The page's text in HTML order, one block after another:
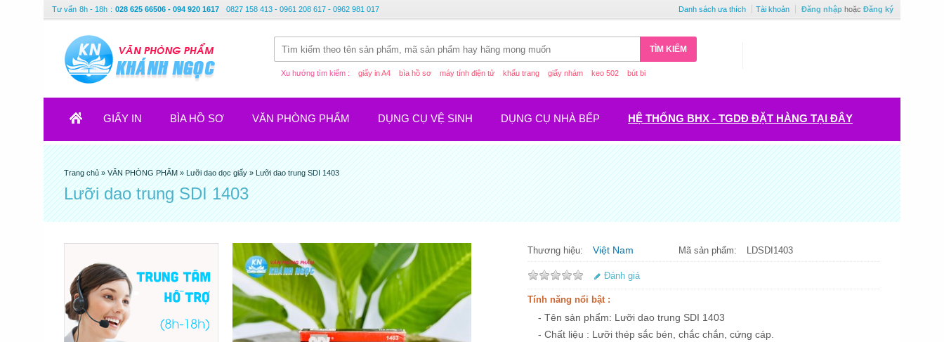
Tư vấn 8h - 18h : 028 625 66506 - 094 920 1617 0827 158 413 - 0961 208 617 - 0962 981 017 Danh sách ưa thích Tài khoản Đăng nhập hoặc Đăng ký
TÌM KIẾM
Xu hướng tìm kiếm : giấy in A4 bìa hồ sơ máy tính điện tử khẩu trang giấy nhám keo 502 bút bi
GIẤY IN BÌA HỒ SƠ VĂN PHÒNG PHẨM DỤNG CỤ VỆ SINH DỤNG CỤ NHÀ BẾP HỆ THỐNG BHX - TGDĐ ĐẶT HÀNG TẠI ĐÂY
Trang chủ»VĂN PHÒNG PHẨM »Lưỡi dao dọc giấy»Lưỡi dao trung SDI 1403
Lưỡi dao trung SDI 1403
Thương hiệu: Việt Nam Mã sản phẩm: LDSDI1403
Đánh giá
Tính năng nổi bật :
- Tên sản phẩm: Lưỡi dao trung SDI 1403
- Chất liệu : Lưỡi thép sắc bén, chắc chắn, cứng cáp.